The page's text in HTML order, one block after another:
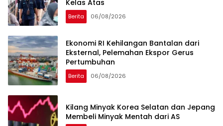
Kelas Atas
Berita 06/08/2026
Ekonomi RI Kehilangan Bantalan dari
Eksternal, Pelemahan Ekspor Gerus
Pertumbuhan
Berita 06/08/2026
Kilang Minyak Korea Selatan dan Jepang
Membeli Minyak Mentah dari AS